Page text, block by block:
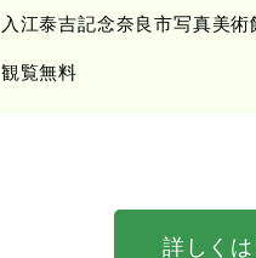
入江泰吉記念奈良市写真美術
観覧無料
詳しく